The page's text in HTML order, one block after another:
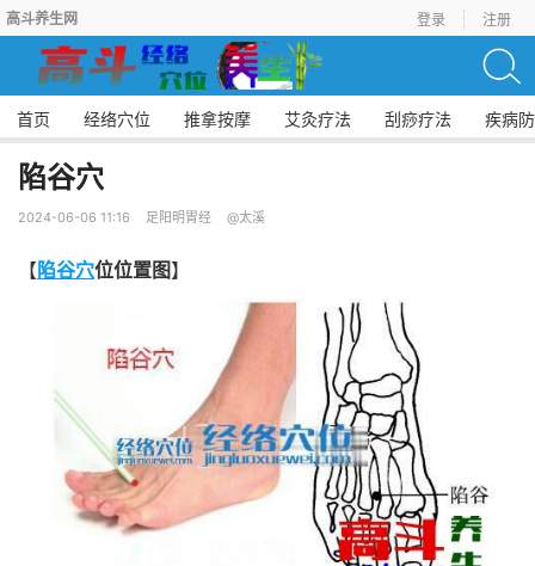
高斗养生网 登录 注册
首页 经络穴位 推拿按摩 艾灸疗法 刮痧疗法 疾病
陷谷穴
2024-06-06 11:16 足阳明胃经 @太溪
【陷谷穴位位置图】